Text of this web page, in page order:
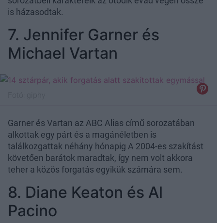
is házasodtak.
7. Jennifer Garner és
Michael Vartan
Garner és Vartan az ABC Alias című sorozatában
alkottak egy párt és a magánéletben is
találkozgattak néhány hónapig A 2004-es szakítást
követően barátok maradtak, így nem volt akkora
teher a közös forgatás egyikük számára sem.
8. Diane Keaton és Al
Pacino